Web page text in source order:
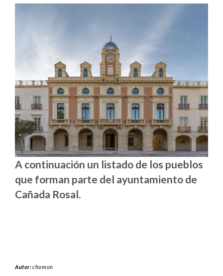
A continuación un listado de los pueblos
que forman parte del ayuntamiento de
Cañada Rosal.
Autor:chomon